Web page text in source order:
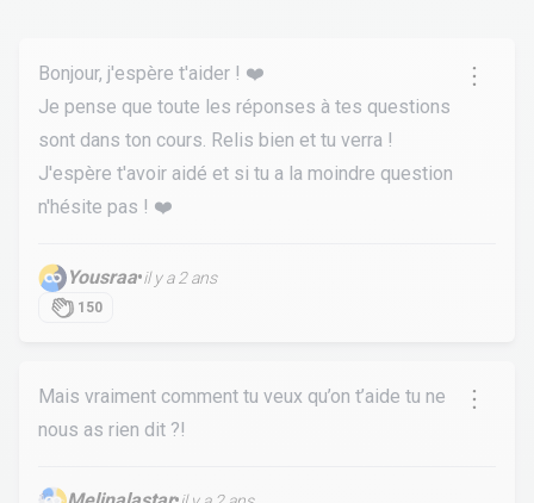
Bonjour, j'espère t'aider ! ❤️
Je pense que toute les réponses à tes questions
sont dans ton cours. Relis bien et tu verra !
J'espère t'avoir aidé et si tu a la moindre question
n'hésite pas ! ❤️
Yousraa•il y a 2 ans
150
Mais vraiment comment tu veux qu’on t’aide tu ne
nous as rien dit ?!